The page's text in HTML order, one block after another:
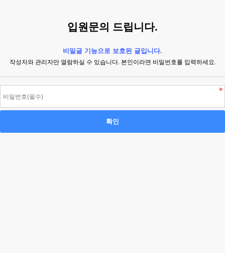
입원문의 드립니다.
비밀글 기능으로 보호된 글입니다.
작성자와 관리자만 열람하실 수 있습니다. 본인이라면 비밀번호를 입력하세요.